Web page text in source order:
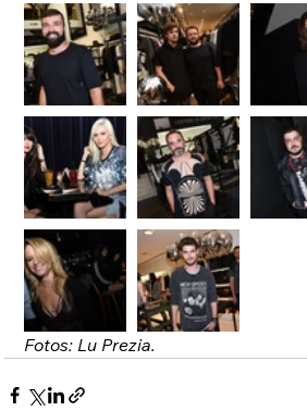
Fotos: Lu Prezia.